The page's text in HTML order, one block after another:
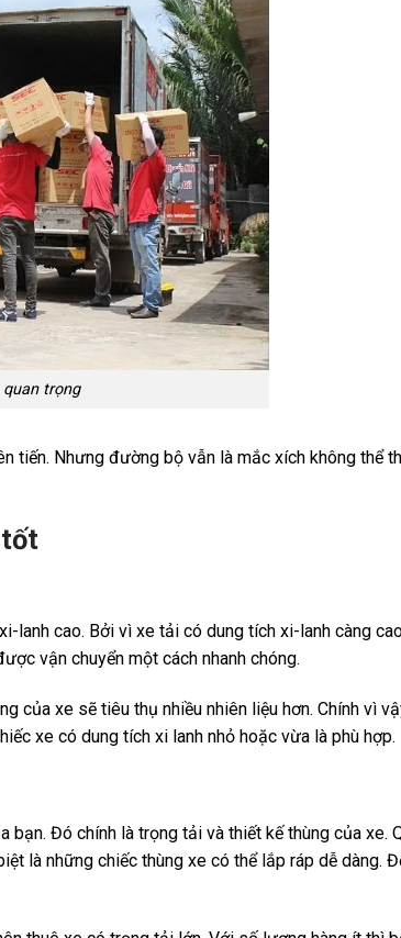
trọng
tiến. Nhưng đường bộ vẫn là mắc xích không thể
tốt
lanh cao. Bởi vì xe tải có dung tích xi-lanh càng
vận chuyển một cách nhanh chóng.
của xe sẽ tiêu thụ nhiều nhiên liệu hơn. Chính vì
xe có dung tích xi lanh nhỏ hoặc vừa là phù hợp.
Đó chính là trọng tải và thiết kế thùng của xe.
là những chiếc thùng xe có thể lắp ráp dễ dàng.